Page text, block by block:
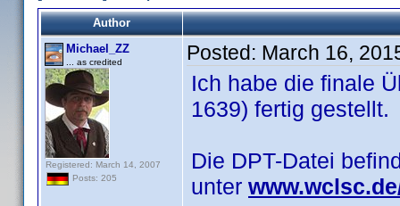
Author
Michael_ZZ
... as credited
Registered: March 14, 2007
Posts: 205
Posted: March 16,
Ich habe die finale
1639) fertig gestellt.
Die DPT-Datei
unter